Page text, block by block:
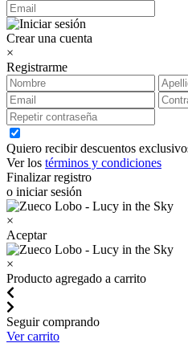
Crear una cuenta
×
Registrarme
Quiero recibir descuentos
Ver los términos y condiciones
Finalizar registro
o iniciar sesión
×
Aceptar
×
Producto agregado a carrito
Seguir comprando
Ver carrito